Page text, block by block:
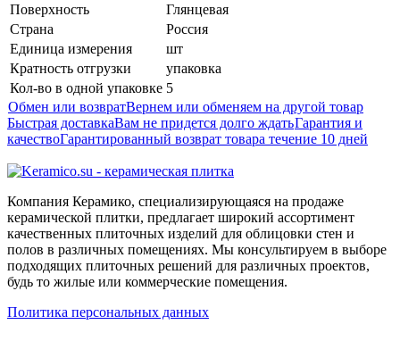
Поверхность
Глянцевая
Страна
Россия
Единица измерения
шт
Кратность отгрузки
упаковка
Кол-во в одной упаковке 5
Обмен или возвратВернем или обменяем на другой товар
Быстрая доставкаВам не придется долго ждатьГарантия и
качествоГарантированный возврат товара течение 10 дней
Компания Керамико, специализирующаяся на продаже
керамической плитки, предлагает широкий ассортимент
качественных плиточных изделий для облицовки стен и
полов в различных помещениях. Мы консультируем в выборе
подходящих плиточных решений для различных проектов,
будь то жилые или коммерческие помещения.
Политика персональных данных